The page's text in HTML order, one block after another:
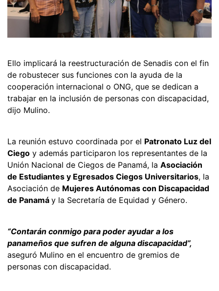
Ello implicará la reestructuración de Senadis con el fin
de robustecer sus funciones con la ayuda de la
cooperación internacional o ONG, que se dedican a
trabajar en la inclusión de personas con discapacidad,
dijo Mulino.
La reunión estuvo coordinada por el Patronato Luz del
Ciego y además participaron los representantes de la
Unión Nacional de Ciegos de Panamá, la Asociación
de Estudiantes y Egresados Ciegos Universitarios, la
Asociación de Mujeres Autónomas con Discapacidad
de Panamá y la Secretaría de Equidad y Género.
“Contarán conmigo para poder ayudar a los
panameños que sufren de alguna discapacidad”,
aseguró Mulino en el encuentro de gremios de
personas con discapacidad.